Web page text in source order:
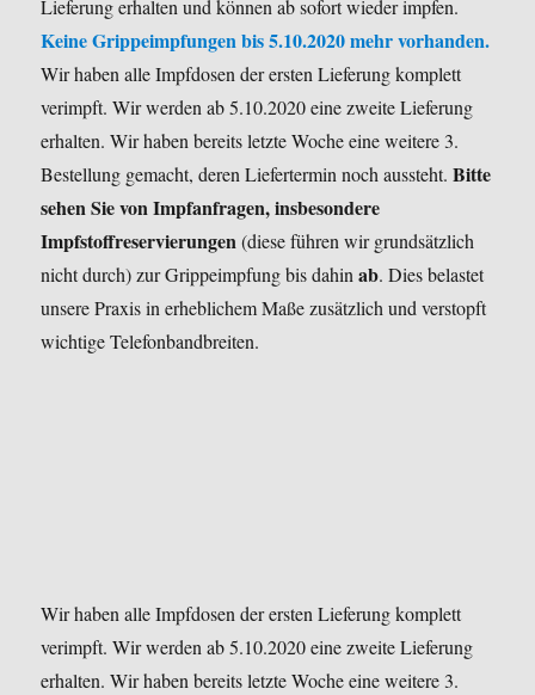
Lieferung erhalten und können ab sofort wieder impfen.
Keine Grippeimpfungen bis 5.10.2020 mehr vorhanden.
Wir haben alle Impfdosen der ersten Lieferung komplett
verimpft. Wir werden ab 5.10.2020 eine zweite Lieferung
erhalten. Wir haben bereits letzte Woche eine weitere 3.
Bestellung gemacht, deren Liefertermin noch aussteht.Bitte
sehen Sie von Impfanfragen, insbesondere
Impfstoffreservierungen(diese führen wir grundsätzlich
nicht durch) zur Grippeimpfung bis dahinab. Dies belastet
unsere Praxis in erheblichem Maße zusätzlich und verstopft
wichtige Telefonbandbreiten.
Wir haben alle Impfdosen der ersten Lieferung komplett
verimpft. Wir werden ab 5.10.2020 eine zweite Lieferung
erhalten. Wir haben bereits letzte Woche eine weitere 3.